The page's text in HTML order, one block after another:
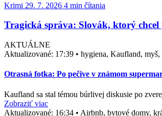
Krimi 29. 7. 2026 4 min čítania
Tragická správa: Slovák, ktorý
AKTUÁLNE
Aktualizované: 17:39 • hygiena, Kaufland,
Otrasná fotka: Po pečive v známom
Kaufland sa stal témou búrlivej diskusie po
Zobraziť viac
Aktualizované: 16:34 • Airbnb, bytové domy,